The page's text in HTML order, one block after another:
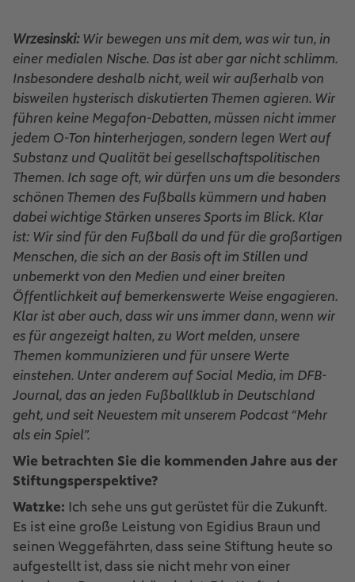
Wrzesinski:Wir bewegen uns mit dem, was wir tun, in
einer medialen Nische. Das ist aber gar nicht schlimm.
Insbesondere deshalb nicht, weil wir außerhalb von
bisweilen hysterisch diskutierten Themen agieren. Wir
führen keine Megafon-Debatten, müssen nicht immer
jedem O-Ton hinterherjagen, sondern legen Wert auf
Substanz und Qualität bei gesellschaftspolitischen
Themen. Ich sage oft, wir dürfen uns um die besonders
schönen Themen des Fußballs kümmern und haben
dabei wichtige Stärken unseres Sports im Blick. Klar
ist: Wir sind für den Fußball da und für die großartigen
Menschen, die sich an der Basis oft im Stillen und
unbemerkt von den Medien und einer breiten
Öffentlichkeit auf bemerkenswerte Weise engagieren.
Klar ist aber auch, dass wir uns immer dann, wenn wir
es für angezeigt halten, zu Wort melden, unsere
Themen kommunizieren und für unsere Werte
einstehen. Unter anderem auf Social Media, im DFB-
Journal, das an jeden Fußballklub in Deutschland
geht, und seit Neuestem mit unserem Podcast “Mehr
als ein Spiel”.
Wie betrachten Sie die kommenden Jahre aus der
Stiftungsperspektive?
Watzke: Ich sehe uns gut gerüstet für die Zukunft.
Es ist eine große Leistung von Egidius Braun und
seinen Weggefährten, dass seine Stiftung heute so
aufgestellt ist, dass sie nicht mehr von einer